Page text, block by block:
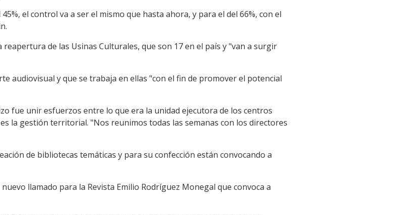
el control va a ser el mismo que hasta ahora, y para el del 66%, con el
de las Usinas Culturales, que son 17 en el país y "van a surgir
audiovisual y que se trabaja en ellas "con el fin de promover el potencial
fue unir esfuerzos entre lo que era la unidad ejecutora de los centros
la gestión territorial. "Nos reunimos todas las semanas con los directores
de bibliotecas temáticas y para su confección están convocando a
llamado para la Revista Emilio Rodríguez Monegal que convoca a